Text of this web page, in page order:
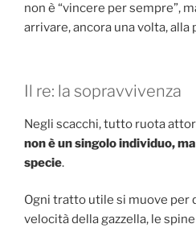
non è “vincere per sempre”,
arrivare, ancora una volta, alla
Il re: la sopravvivenza
Negli scacchi, tutto ruota
non è un singolo individuo,
specie.
Ogni tratto utile si muove per
velocità della gazzella, le